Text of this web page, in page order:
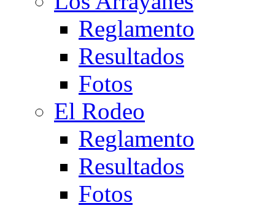
Reglamento
Resultados
Fotos
El Rodeo
Reglamento
Resultados
Fotos